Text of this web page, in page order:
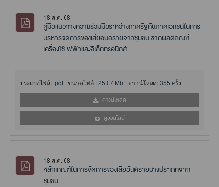
18 ส.ค. 68
คู่มือแนวทางความร่วมมือระหว่างภาครัฐกับภาคเอกชนในการ
บริหารจัดการของเสียอันตรายจากชุมชน ซากผลิตภัณฑ์
เครื่องใช้ไฟฟ้าและอิเล็กทรอนิกส์
ประเภทไฟล์: .pdf ขนาดไฟล์ :25.07 Mb ดาวน์โหลด:355 ครั้ง
ดาวน์โหลด
ดูออนไลน์
18 ส.ค. 68
หลักเกณฑ์ในการจัดการของเสียอันตรายบางประเภทจาก
ชุมชน